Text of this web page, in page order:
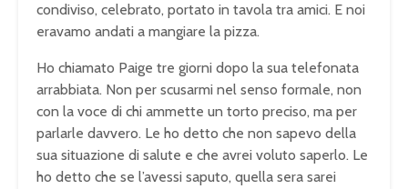
condiviso, celebrato, portato in tavola tra amici. E noi
eravamo andati a mangiare la pizza.
Ho chiamato Paige tre giorni dopo la sua telefonata
arrabbiata. Non per scusarmi nel senso formale, non
con la voce di chi ammette un torto preciso, ma per
parlarle davvero. Le ho detto che non sapevo della
sua situazione di salute e che avrei voluto saperlo. Le
ho detto che se l’avessi saputo, quella sera sarei